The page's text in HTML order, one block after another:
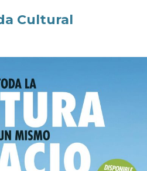
Cultural